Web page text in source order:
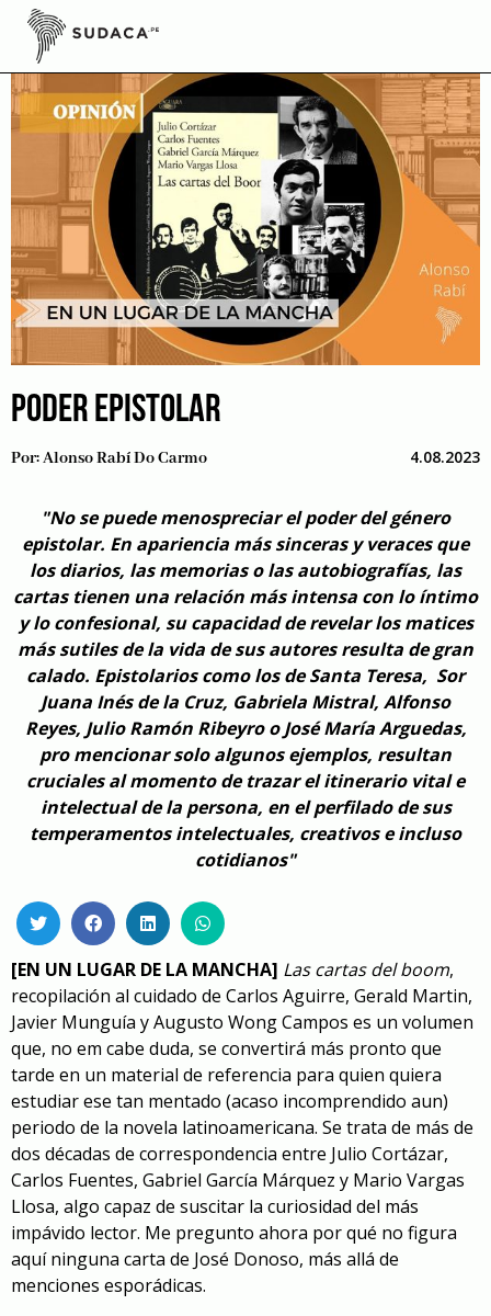
Skip
content
PODER EPISTOLAR
Por:Alonso Rabí Do Carmo 4.08.2023
"No se puede menospreciar el poder del género
epistolar. En apariencia más sinceras y veraces que
los diarios, las memorias o las autobiografías, las
cartas tienen una relación más intensa con lo íntimo
y lo confesional, su capacidad de revelar los matices
más sutiles de la vida de sus autores resulta de gran
calado. Epistolarios como los de Santa Teresa, Sor
Juana Inés de la Cruz, Gabriela Mistral, Alfonso
Reyes, Julio Ramón Ribeyro o José María Arguedas,
pro mencionar solo algunos ejemplos, resultan
cruciales al momento de trazar el itinerario vital e
intelectual de la persona, en el perfilado de sus
temperamentos intelectuales, creativos e incluso
cotidianos"
[EN UN LUGAR DE LA MANCHA] Las cartas del boom,
recopilación al cuidado de Carlos Aguirre, Gerald Martin,
Javier Munguía y Augusto Wong Campos es un volumen
que, no em cabe duda, se convertirá más pronto que
tarde en un material de referencia para quien quiera
estudiar ese tan mentado (acaso incomprendido aun)
periodo de la novela latinoamericana. Se trata de más de
dos décadas de correspondencia entre Julio Cortázar,
Carlos Fuentes, Gabriel García Márquez y Mario Vargas
Llosa, algo capaz de suscitar la curiosidad del más
impávido lector. Me pregunto ahora por qué no figura
aquí ninguna carta de José Donoso, más allá de
menciones esporádicas.